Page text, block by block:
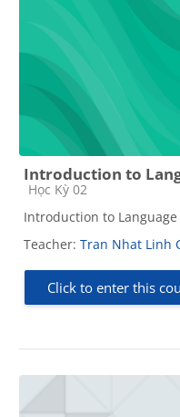
Introduction to
Course category
Học Kỳ 02
Introduction to Language
Teacher: Tran Nhat Linh
Click to enter this